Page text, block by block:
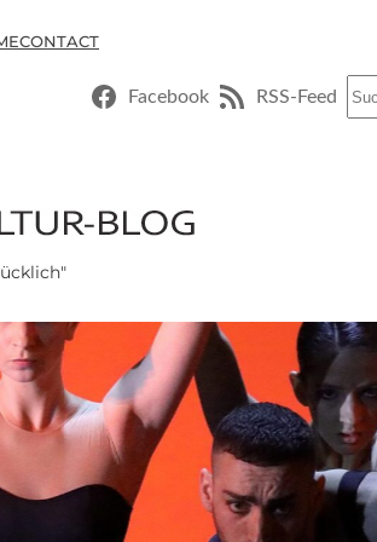
CONTACT
Facebook RSS-Feed